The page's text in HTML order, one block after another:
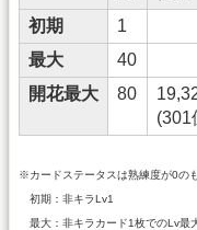
初期
1
最大
40
開花最大
80
(301
※カードステータスは熟練度が0の
初期：非キラLv1
最大：非キラカード1枚でのLv最